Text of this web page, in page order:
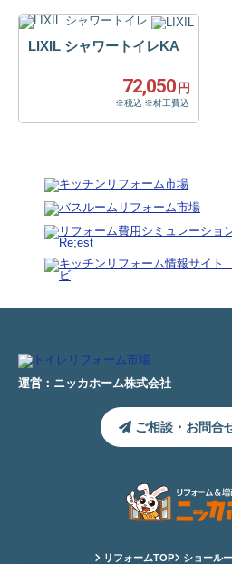
LIXIL シャワートイレKA
72,050 円
※税込 ※材工費込
運営：ニッカホーム株式会社
ご相談・お問合
リフォームTOP ショール